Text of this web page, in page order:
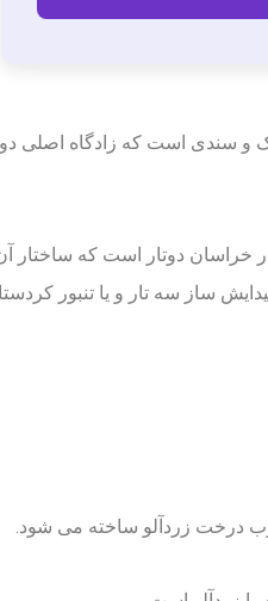
سندی است که زادگاه اصلی
خراسان دوتار است که
ساز سه تار و یا تنبور
درخت زردآلو ساخته می شود.